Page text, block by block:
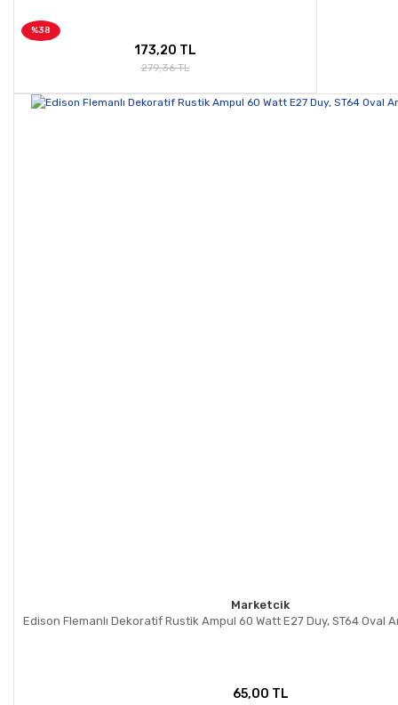
%38
173,20 TL
279,36 TL
Marketcik
Edison Flemanlı Dekoratif Rustik Ampul 60 Watt E27 Duy, ST64 Oval
65,00 TL